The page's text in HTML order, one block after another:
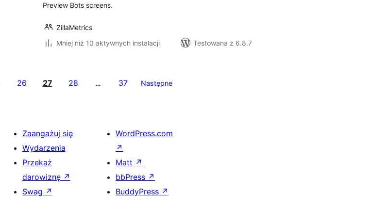
Preview Bots screens.
ZillaMetrics
Mniej niż 10 aktywnych instalacji
Testowana z 6.8.7
26 27 28 … 37 Następne
Zaangażuj się
Wydarzenia
Przekaż
darowiznę ↗
Swag ↗
WordPress.com
↗
Matt ↗
bbPress ↗
BuddyPress ↗